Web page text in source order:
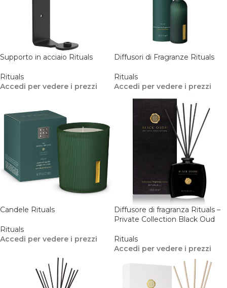
Supporto in acciaio Rituals
Rituals
Accedi per vedere i prezzi
Diffusori di Fragranze Rituals
Rituals
Accedi per vedere i prezzi
Candele Rituals
Rituals
Accedi per vedere i prezzi
Diffusore di fragranza Rituals –
Private Collection Black Oud
Rituals
Accedi per vedere i prezzi